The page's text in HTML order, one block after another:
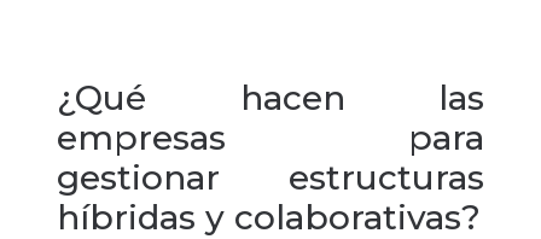
¿Qué hacen las
empresas para
gestionar estructuras
híbridas y colaborativas?